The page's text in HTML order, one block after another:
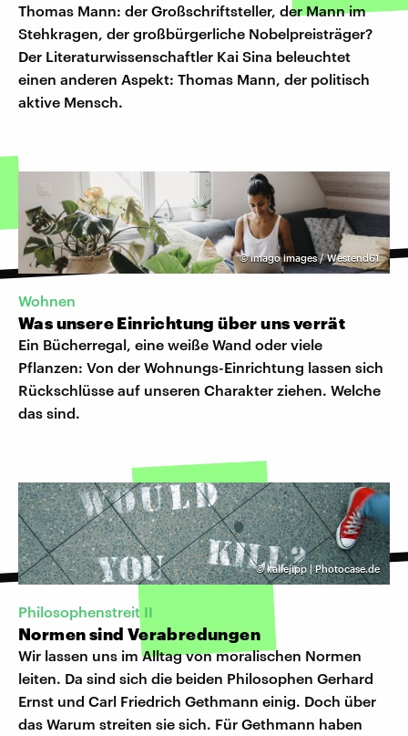
Thomas Mann: der Großschriftsteller, der Mann im
Stehkragen, der großbürgerliche Nobelpreisträger?
Der Literaturwissenschaftler Kai Sina beleuchtet
einen anderen Aspekt: Thomas Mann, der politisch
aktive Mensch.
©imago images / Westend61
Wohnen
Was unsere Einrichtung über uns verrät
Ein Bücherregal, eine weiße Wand oder viele
Pflanzen: Von der Wohnungs-Einrichtung lassen sich
Rückschlüsse auf unseren Charakter ziehen. Welche
das sind.
©kallejipp | Photocase.de
Philosophenstreit II
Normen sind Verabredungen
Wir lassen uns im Alltag von moralischen Normen
leiten. Da sind sich die beiden Philosophen Gerhard
Ernst und Carl Friedrich Gethmann einig. Doch über
das Warum streiten sie sich. Für Gethmann haben